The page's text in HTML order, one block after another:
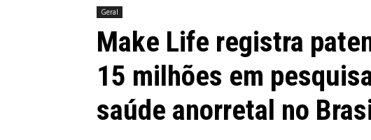
Geral
Make Life registra
15 milhões em
saúde anorretal no